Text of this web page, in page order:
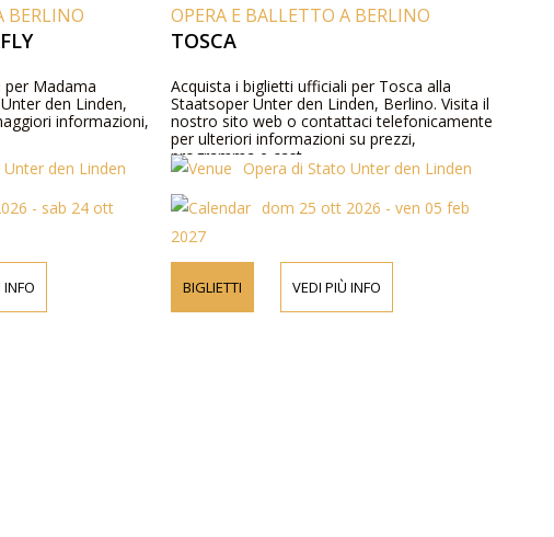
BERLINO
per Madama
den Linden,
informazioni,
den Linden
- sab 24 ott
INFO
OPERA E BALLETTO A BERLINO
TOSCA
Acquista i biglietti ufficiali per Tosca alla
Staatsoper Unter den Linden, Berlino. Visita il
nostro sito web o contattaci telefonicamente
per ulteriori informazioni su prezzi,
programma e cast.
Opera di Stato Unter den Linden
dom 25 ott 2026 - ven 05 feb
2027
BIGLIETTI VEDI PIÙ INFO